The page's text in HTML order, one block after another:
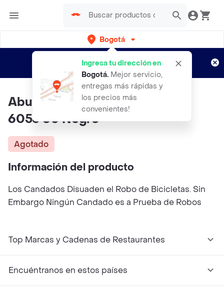
Bogotá
Ingresa tu dirección en
Bogotá. Mejor servicio,
entregas más rápidas y
los precios más
convenientes!
envíos gratis por semanas
Aplican TyC
Abus Candado Bordo Lite Mini
6055 60 Negro
Agotado
Información del producto
Los Candados Disuaden el Robo de Bicicletas. Sin
Embargo Ningún Candado es a Prueba de Robos
Top Marcas y Cadenas de Restaurantes
Encuéntranos en estos países